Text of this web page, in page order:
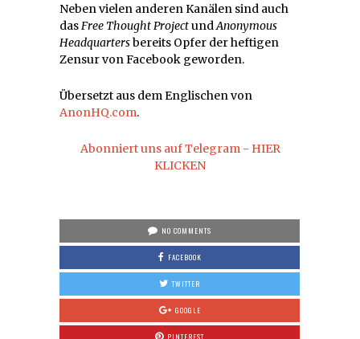
Neben vielen anderen Kanälen sind auch
dasFree Thought ProjectundAnonymous
Headquartersbereits Opfer der heftigen
Zensur von Facebook geworden.
Übersetzt aus dem Englischen von
AnonHQ.com.
Abonniert uns auf Telegram - HIER
KLICKEN
NO COMMENTS
FACEBOOK
TWITTER
GOOGLE
PINTEREST